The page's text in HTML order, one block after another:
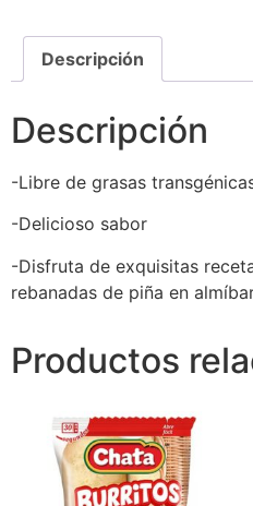
Descripción
Descripción
-Libre de grasas
-Delicioso sabor
-Disfruta de exquisitas
rebanadas de piña en
Productos